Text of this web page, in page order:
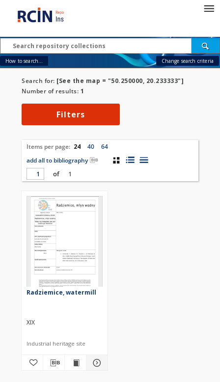
How to search... Change search criteria
Search for: [See the map = "50.250000, 20.233333"]
Number of results: 1
Filters
Items per page: 24 40
64
add all to bibliography
of
1
Radziemice, watermill
XIX
Industrial heritage site